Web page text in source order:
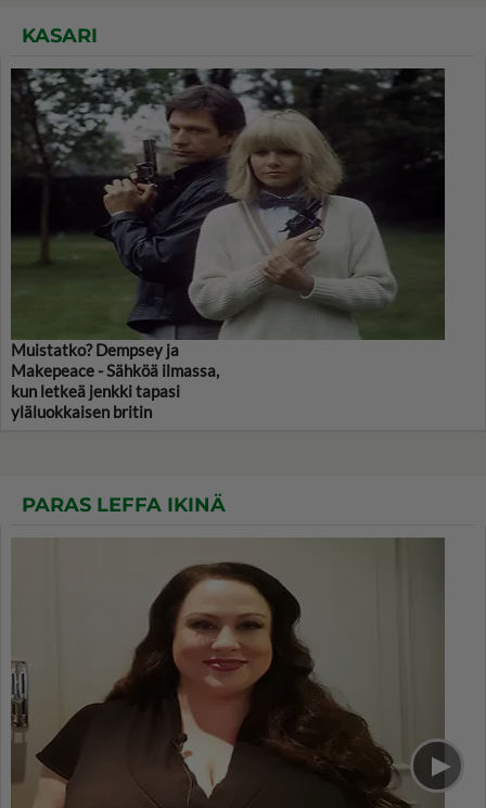
KASARI
Muistatko? Dempsey ja
Makepeace - Sähköä ilmassa,
kun letkeä jenkki tapasi
yläluokkaisen britin
PARAS LEFFA IKINÄ